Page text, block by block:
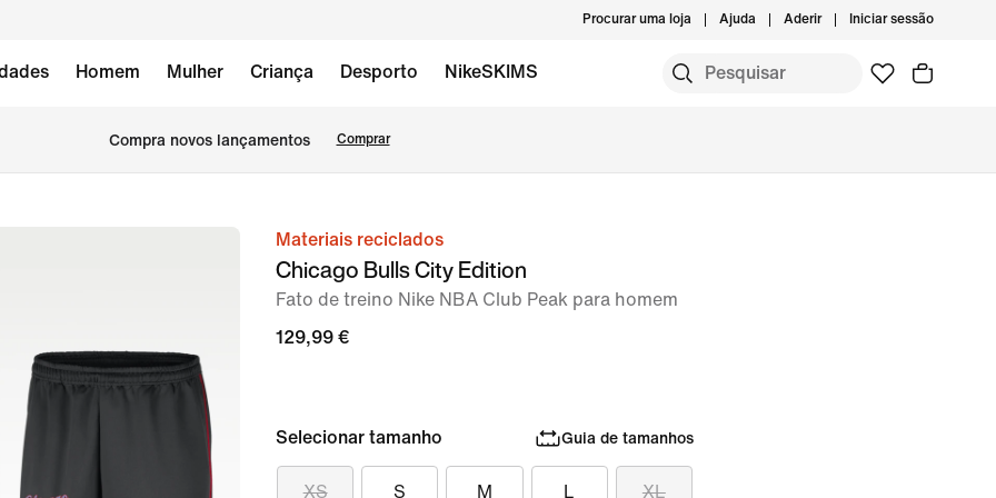
Procurar uma loja Ajuda Aderir Iniciar sessão
Homem Mulher Criança Desporto NikeSKIMS
Compra novos lançamentos Comprar
imagemMateriais reciclados
Chicago Bulls City Edition
Fato de treino Nike NBA Club Peak para homem
129,99 €
Selecionar tamanho Guia de tamanhos
XS S M L XL